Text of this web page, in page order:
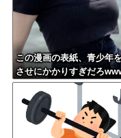
この漫画の表紙、青少年
させにかかりすぎだろ